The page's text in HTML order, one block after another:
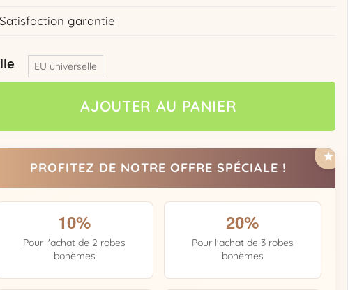
Satisfaction garantie
EU universelle
AJOUTER AU PANIER
PROFITEZ DE NOTRE OFFRE SPÉCIALE !
10%
Pour l'achat de 2 robes
bohèmes
20%
Pour l'achat de 3 robes
bohèmes